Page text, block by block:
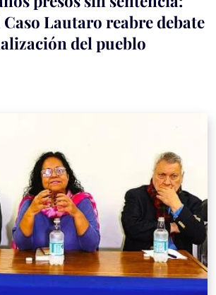
Lautaro reabre debate
del pueblo